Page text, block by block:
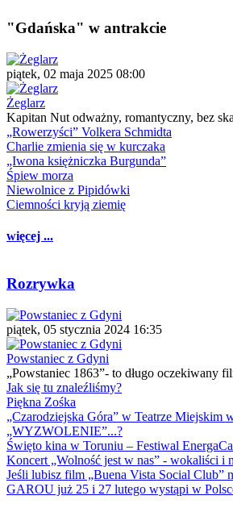
"Gdańska" w antrakcie
piątek, 02 maja 2025 08:00
Żeglarz
Kapitan Nut odważny, romantyczny, bez
„Rowerzyści” Volkera Schmidta
Charlie zmienia się w kurczaka
„Iwona księżniczka Burgunda”
Śpiew morza
Niewolnice z Pipidówki
Ciemności kryją ziemię
więcej ...
Rozrywka
piątek, 05 stycznia 2024 16:35
Powstaniec z Gdyni
„Powstaniec 1863”- to długo oczekiwany
Jak się tu znaleźliśmy?
Piękna Zośka
„Czarodziejska Góra” w Teatrze Miejskim
„WYZWOLENIE”...?
Święto kina w Toruniu – Festiwal
Koncert „Wolność jest w nas” - wokaliści i
Jeśli lubisz film „Buena Vista Social Club”
GAROU już 25 i 27 lutego wystąpi w